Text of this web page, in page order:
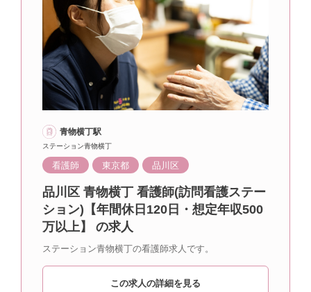
青物横丁駅
ステーション青物横丁
看護師 東京都 品川区
品川区 青物横丁 看護師(訪問看護ステー
ション)【年間休日120日・想定年収500
万以上】 の求人
ステーション青物横丁の看護師求人です。
この求人の詳細を見る